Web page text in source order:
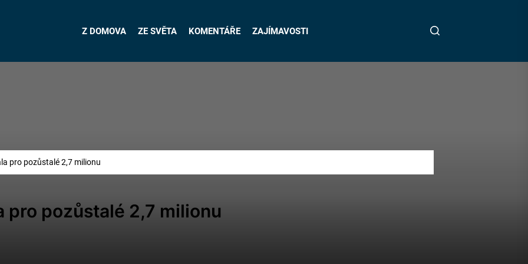
Z DOMOVA ZE SVĚTA KOMENTÁŘE ZAJÍMAVOSTI
pro pozůstalé 2,7 milionu
pro pozůstalé 2,7 milionu